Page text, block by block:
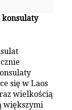
konsulaty
się w Laos
wielkością
większymi